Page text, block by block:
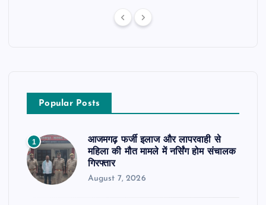
Popular Posts
1
आजमगढ़ फर्जी इलाज और लापरवाही से
महिला की मौत मामले में नर्सिंग होम संचालक
गिरफ्तार
August 7, 2026